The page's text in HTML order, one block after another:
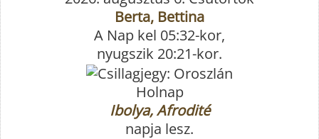
Berta, Bettina
A Nap kel 05:32-kor,
nyugszik 20:21-kor.
Holnap
Ibolya, Afrodité
napja lesz.